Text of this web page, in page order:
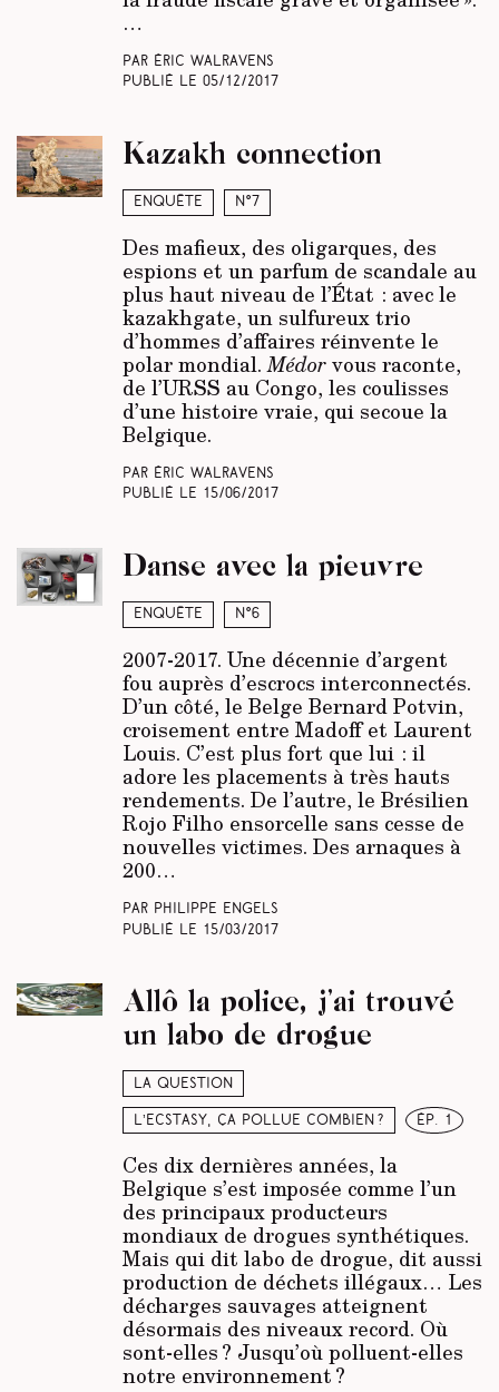
…
Par Éric Walravens
Publié le 05/12/2017
Enquête N°7
Kazakh connection
Des mafieux, des oligarques, des
espions et un parfum de scandale au
plus haut niveau de l’État : avec le
kazakhgate, un sulfureux trio
d’hommes d’affaires réinvente le
polar mondial.Médorvous raconte,
de l’URSS au Congo, les coulisses
d’une histoire vraie, qui secoue la
Belgique.
Par Éric Walravens
Publié le
15/06/2017
Enquête N°6
Danse avec la pieuvre
2007-2017. Une décennie d’argent
fou auprès d’escrocs interconnectés.
D’un côté, le Belge Bernard Potvin,
croisement entre Madoff et Laurent
Louis. C’est plus fort que lui : il
adore les placements à très hauts
rendements. De l’autre, le Brésilien
Rojo Filho ensorcelle sans cesse de
nouvelles victimes. Des arnaques à
200…
Par Philippe Engels
Publié le 15/03/2017
La question
L’ecstasy, ça pollue combien ? ép. 1
Allô la police, j’ai trouvé
un labo de drogue
Ces dix dernières années, la
Belgique s’est imposée comme l’un
des principaux producteurs
mondiaux de drogues synthétiques.
Mais qui dit labo de drogue, dit aussi
production de déchets illégaux… Les
décharges sauvages atteignent
désormais des niveaux record. Où
sont-elles ? Jusqu’où polluent-elles
notre environnement ?